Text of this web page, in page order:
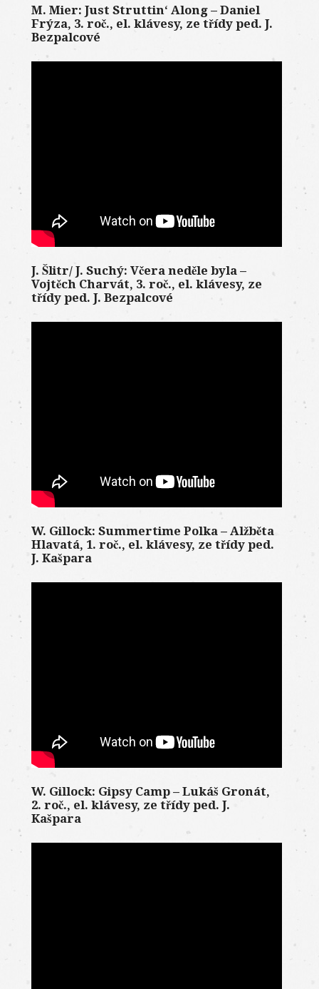
M. Mier: Just Struttin‘ Along – Daniel
Frýza, 3. roč., el. klávesy, ze třídy ped. J.
Bezpalcové
J. Šlitr/ J. Suchý: Včera neděle byla –
Vojtěch Charvát, 3. roč., el. klávesy, ze
třídy ped. J. Bezpalcové
W. Gillock: Summertime Polka – Alžběta
Hlavatá, 1. roč., el. klávesy, ze třídy ped.
J. Kašpara
W. Gillock: Gipsy Camp – Lukáš Gronát,
2. roč., el. klávesy, ze třídy ped. J.
Kašpara